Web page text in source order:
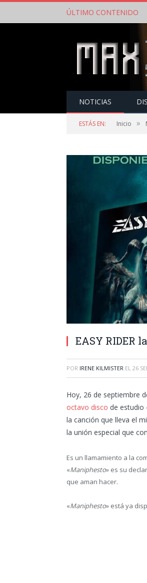
ÚLTIMO CONTENIDO
NOTICIAS
ESTÁS EN: Inicio »
EASY RIDER
POR IRENE KILMISTER EL 26
Hoy, 26 de septiembre
octavo disco de estudio
la canción que lleva el
la unión especial que
Es un llamamiento a la
«Maniphesto» es su
que aman hacer.
«Maniphesto» está ya